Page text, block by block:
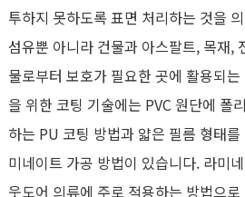
투하지 못하도록 표면 처리하는 것을
섬유뿐 아니라 건물과 아스팔트, 목재,
물로부터 보호가 필요한 곳에 활용되
을 위한 코팅 기술에는 PVC 원단에 폴
하는 PU 코팅 방법과 얇은 필름 형태
미네이트 가공 방법이 있습니다. 라미
웃도어 의류에 주로 적용하는 방법으